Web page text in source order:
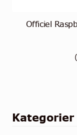
Officiel
(
Kategorier